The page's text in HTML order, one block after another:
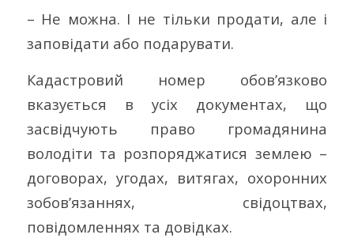
– Не можна. І не тільки продати, але і
заповідати або подарувати.
Кадастровий номер обов’язково
вказується в усіх документах, що
засвідчують право громадянина
володіти та розпоряджатися землею –
договорах, угодах, витягах, охоронних
зобов’язаннях, свідоцтвах,
повідомленнях та довідках.